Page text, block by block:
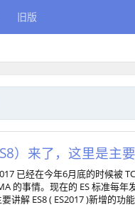
旧版
）来了，这里是主
已经在今年6月底的时候被
的事情。现在的 ES 标准每年
讲解 ES8 ( ES2017 )新增的功能